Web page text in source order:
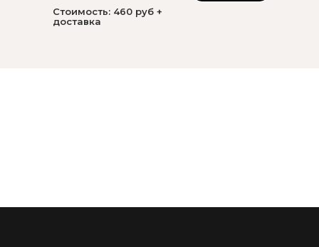
Стоимость: 460 руб +
доставка